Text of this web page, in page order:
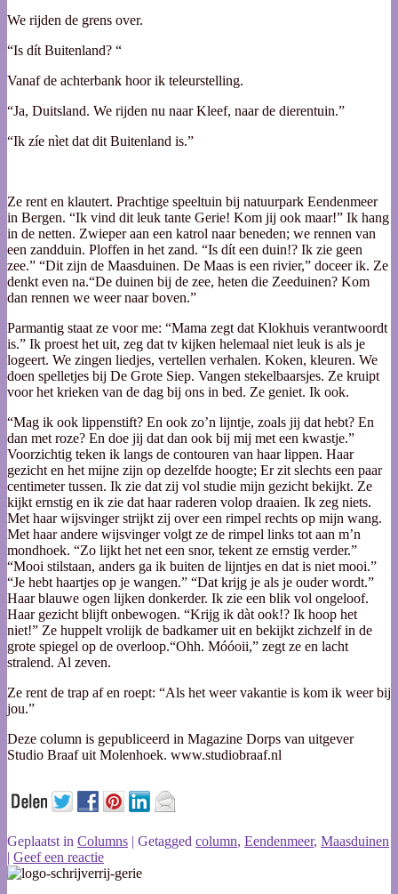
We rijden de grens over.
“Is dít Buitenland? “
Vanaf de achterbank hoor ik teleurstelling.
“Ja, Duitsland. We rijden nu naar Kleef, naar de dierentuin.”
“Ik zíe nìet dat dit Buitenland is.”
Ze rent en klautert. Prachtige speeltuin bij natuurpark Eendenmeer
in Bergen. “Ik vind dit leuk tante Gerie! Kom jij ook maar!” Ik hang
in de netten. Zwieper aan een katrol naar beneden; we rennen van
een zandduin. Ploffen in het zand. “Is dít een duin!? Ik zie geen
zee.” “Dit zijn de Maasduinen. De Maas is een rivier,” doceer ik. Ze
denkt even na.“De duinen bij de zee, heten die Zeeduinen? Kom
dan rennen we weer naar boven.”
Parmantig staat ze voor me: “Mama zegt dat Klokhuis verantwoordt
is.” Ik proest het uit, zeg dat tv kijken helemaal niet leuk is als je
logeert. We zingen liedjes, vertellen verhalen. Koken, kleuren. We
doen spelletjes bij De Grote Siep. Vangen stekelbaarsjes. Ze kruipt
voor het krieken van de dag bij ons in bed. Ze geniet. Ik ook.
“Mag ik ook lippenstift? En ook zo’n lijntje, zoals jij dat hebt? En
dan met roze? En doe jij dat dan ook bij mij met een kwastje.”
Voorzichtig teken ik langs de contouren van haar lippen. Haar
gezicht en het mijne zijn op dezelfde hoogte; Er zit slechts een paar
centimeter tussen. Ik zie dat zij vol studie mijn gezicht bekijkt. Ze
kijkt ernstig en ik zie dat haar raderen volop draaien. Ik zeg niets.
Met haar wijsvinger strijkt zij over een rimpel rechts op mijn wang.
Met haar andere wijsvinger volgt ze de rimpel links tot aan m’n
mondhoek. “Zo lijkt het net een snor, tekent ze ernstig verder.”
“Mooi stilstaan, anders ga ik buiten de lijntjes en dat is niet mooi.”
“Je hebt haartjes op je wangen.” “Dat krijg je als je ouder wordt.”
Haar blauwe ogen lijken donkerder. Ik zie een blik vol ongeloof.
Haar gezicht blijft onbewogen. “Krijg ik dàt ook!? Ik hoop het
niet!” Ze huppelt vrolijk de badkamer uit en bekijkt zichzelf in de
grote spiegel op de overloop.“Ohh. Móóoii,” zegt ze en lacht
stralend. Al zeven.
Ze rent de trap af en roept: “Als het weer vakantie is kom ik weer bij
jou.”
Deze column is gepubliceerd in Magazine Dorps van uitgever
Studio Braaf uit Molenhoek. www.studiobraaf.nl
Geplaatst in Columns | Getagged column, Eendenmeer, Maasduinen
| Geef een reactie